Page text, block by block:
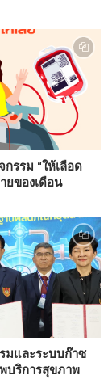
รรม “ให้เลือด
ยของเดือน
มและระบบก๊าซ
บริการสุขภาพ